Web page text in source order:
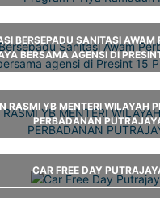
BERSEPADU SANITASI AWAM
BERSAMA AGENSI DI
RASMI YB MENTERI WILAYAH
PERBADANAN
CAR FREE DAY